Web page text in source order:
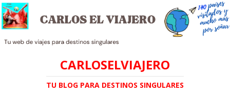
CARLOSELVIAJERO
TU BLOG PARA DESTINOS SINGULARES